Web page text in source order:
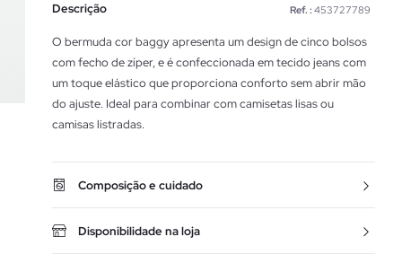
Descrição Ref. : 453727789
O bermuda cor baggy apresenta um design de cinco bolsos
com fecho de zíper, e é confeccionada em tecido jeans com
um toque elástico que proporciona conforto sem abrir mão
do ajuste. Ideal para combinar com camisetas lisas ou
camisas listradas.
Composição e cuidado
Disponibilidade na loja